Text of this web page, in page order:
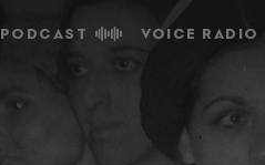
PODCAST VOICE RADIO